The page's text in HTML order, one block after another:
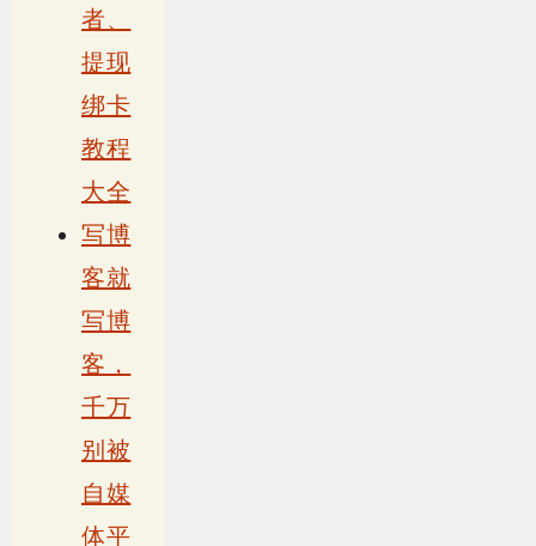
者、
提现
绑卡
教程
大全
写博
客就
写博
客，
千万
别被
自媒
体平